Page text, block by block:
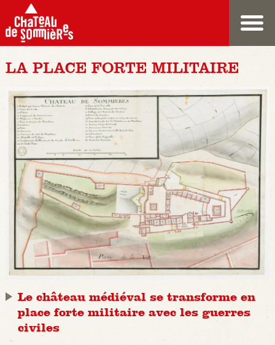
LA PLACE FORTE MILITAIRE
Le château médiéval se transforme en
place forte militaire avec les guerres
civiles